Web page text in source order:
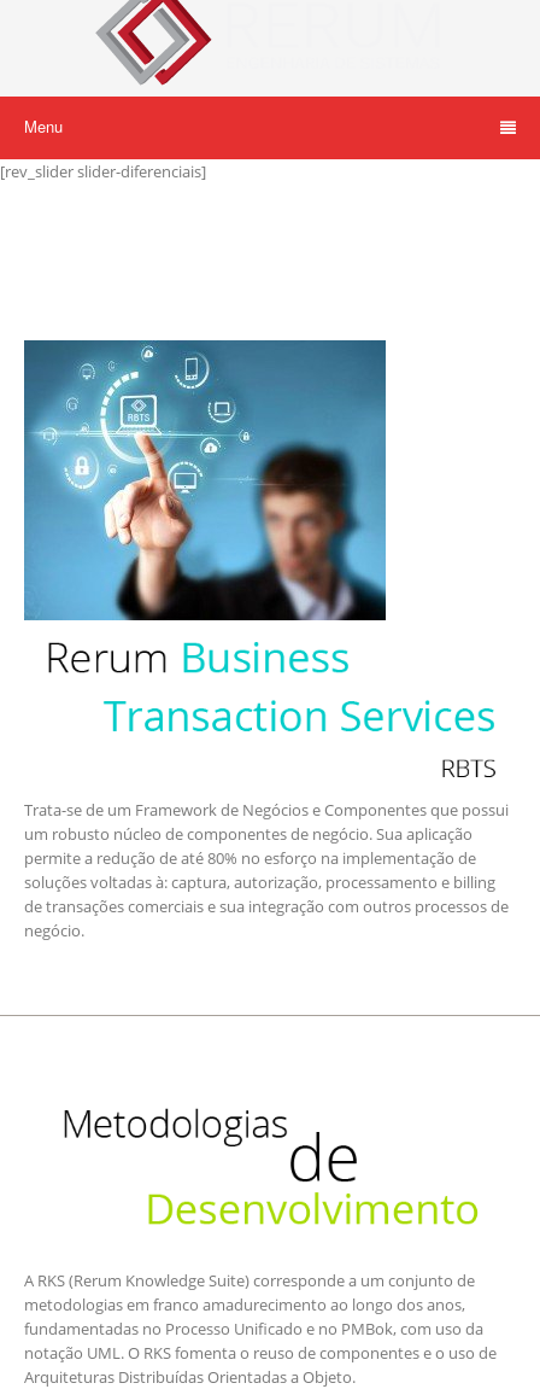
Menu
[rev_slider slider-diferenciais]
Trata-se de um Framework de Negócios e Componentes que possui
um robusto núcleo de componentes de negócio. Sua aplicação
permite a redução de até 80% no esforço na implementação de
soluções voltadas à: captura, autorização, processamento e billing
de transações comerciais e sua integração com outros processos de
negócio.
A RKS (Rerum Knowledge Suite) corresponde a um conjunto de
metodologias em franco amadurecimento ao longo dos anos,
fundamentadas no Processo Unificado e no PMBok, com uso da
notação UML. O RKS fomenta o reuso de componentes e o uso de
Arquiteturas Distribuídas Orientadas a Objeto.